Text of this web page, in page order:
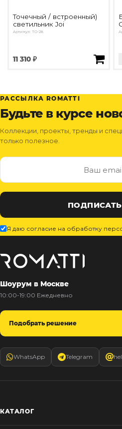
Точечный / встроенный)
светильник Joi
Артикул: TO-28
11 310 ₽
РАССЫЛКА ROMATTI
Будьте в курсе
Коллекции, проекты, тренды и
только полезное.
Я даю согласие на обработку
Шоурум в Москве
10:00-19:00 Ежедневно
Подобрать решение
WhatsApp Telegram
КАТАЛОГ